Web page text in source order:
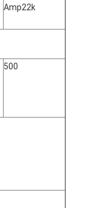
Amp22k
500